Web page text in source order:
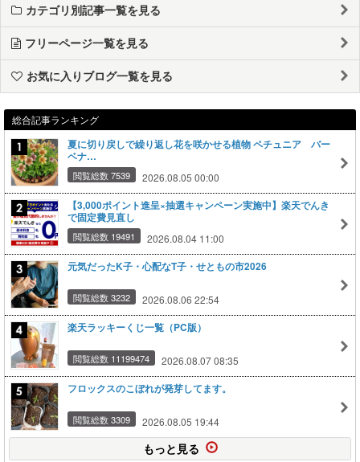
カテゴリ別記事一覧を見る
フリーページ一覧を見る
お気に入りブログ一覧を見る
総合記事ランキング
夏に切り戻しで繰り返し花を咲かせる植物 ペチュニア バー
ベナ…
閲覧総数 7539 2026.08.05 00:00
【3,000ポイント進呈×抽選キャンペーン実施中】楽天でんき
で固定費見直し
閲覧総数 19491 2026.08.04 11:00
元気だったK子・心配なT子・せともの市2026
閲覧総数 3232 2026.08.06 22:54
楽天ラッキーくじ一覧（PC版）
閲覧総数 11199474 2026.08.07 08:35
フロックスのこぼれが発芽してます。
閲覧総数 3309 2026.08.05 19:44
もっと見る